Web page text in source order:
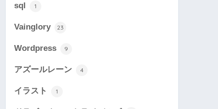
sql 1
Vainglory 23
Wordpress 9
アズールレーン 4
イラスト 1